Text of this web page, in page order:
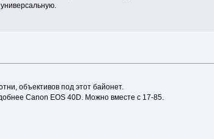
объективов под этот байонет.
Canon EOS 40D. Можно вместе с 17-85.